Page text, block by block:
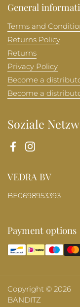
General
Terms and
Returns Policy
Returns
Privacy Policy
Become a
Become a
Soziale
FacebookInstagram
VEDRA BV
BE0698953393
Payment options
Copyright © 2026
BANDITZ